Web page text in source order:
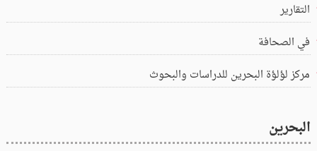
التقارير
في الصحافة
مركز لؤلؤة البحرين للدراسات والبحوث
البحرين